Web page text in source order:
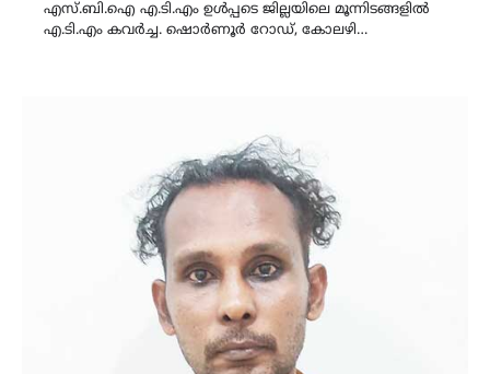
എസ്.ബി.ഐ എ.ടി.എം ഉൾപ്പടെ ജില്ലയിലെ മൂന്നിടങ്ങളിൽ
എ.ടി.എം കവര്‍ച്ച. ഷൊര്‍ണൂര്‍ റോഡ്, കോലഴി…